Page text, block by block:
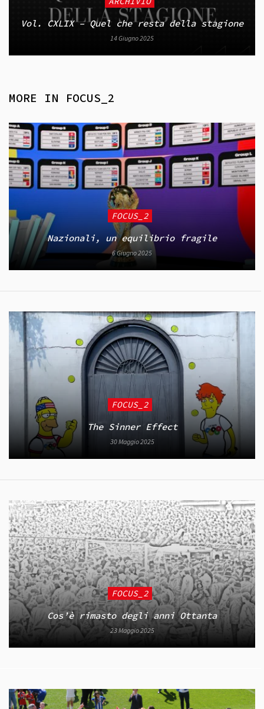
Vol. CXLIX – Quel che resta della stagione
14 Giugno 2025
MORE IN FOCUS_2
FOCUS_2
Nazionali, un equilibrio fragile
6 Giugno 2025
FOCUS_2
The Sinner Effect
30 Maggio 2025
FOCUS_2
Cos’è rimasto degli anni Ottanta
23 Maggio 2025